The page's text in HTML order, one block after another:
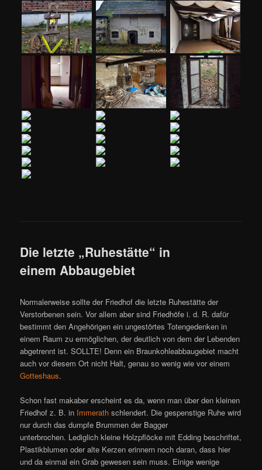
Die letzte „Ruhestätte“ in
einem Abbaugebiet
Normalerweise sollte der Friedhof die letzte Ruhestätte der
Verstorbenen sein. Vor allem aber sind Friedhöfe i. d. R. dafür
bestimmt den Angehörigen ein ungestörtes Totengedenken in
einem Raum zu ermöglichen, der deutlich von dem der Lebenden
abgetrennt ist. SOLLTE! Denn ein Braunkohleabbaugebiet macht
auch vor diesem Ort nicht Halt, genau so wenig wie vor einem
Gotteshaus.
Schon fast makaber erscheint es da, wenn man über den kleinen
Friedhof z. B. in Immerath schlendert. Die gespenstige Ruhe wird
nur durch das dumpfe Brummen der Bagger
unterbrochen. Lediglich kleine Holzpflöcke mit Edding beschriftet,
Plastikblumen oder alte Kerzen erinnern noch daran, dass hier
und da einmal ein Grab gewesen sein muss. Einige wenige